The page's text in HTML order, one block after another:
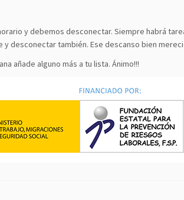
y debemos desconectar. Siempre habrá
desconectar también. Ese descanso bien
añade alguno más a tu lista. Ánimo!!!